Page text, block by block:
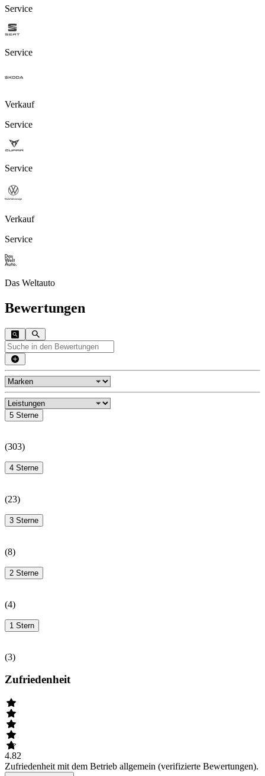
Service
Service
Verkauf
Service
Service
Verkauf
Service
Das Weltauto
Bewertungen
5 Sterne
(303)
4 Sterne
(23)
3 Sterne
(8)
2 Sterne
(4)
1 Stern
(3)
Zufriedenheit
4.82
Zufriedenheit mit dem Betrieb allgemein (verifizierte Bewertungen).